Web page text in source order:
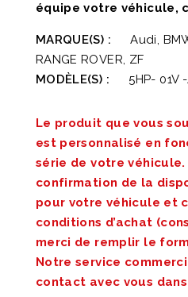
équipe votre véhicule,
MARQUE(S) :
Audi,
RANGE ROVER, ZF
MODÈLE(S) :
5HP- 01V
Le produit que vous
est personnalisé en
série de votre véhicule.
confirmation de la
pour votre véhicule et
conditions d’achat
merci de remplir le
Notre service
contact avec vous